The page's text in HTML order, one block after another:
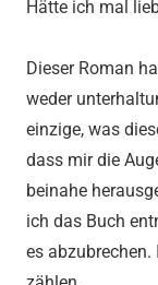
Hätte ich mal
Dieser Roman
weder
einzige, was
dass mir die
beinahe
ich das Buch
es